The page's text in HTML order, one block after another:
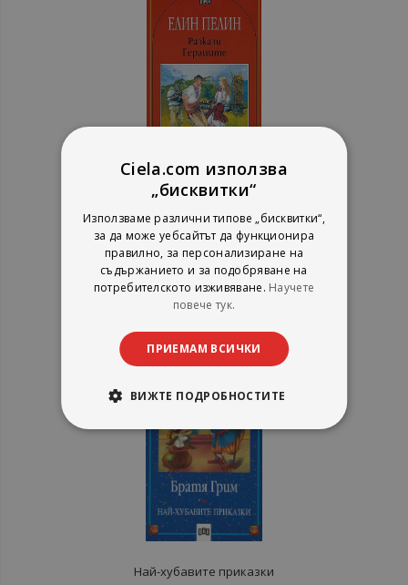
Разкази - Гераците
Елин Пелин
Пан
рейтинг:
1%
3,90 €
Най-хубавите приказки
Ciela.com използва
„бисквитки“
Използваме различни типове „бисквитки“,
за да може уебсайтът да функционира
правилно, за персонализиране на
съдържанието и за подобряване на
потребителското изживяване. Научете
повече тук.
ПРИЕМАМ ВСИЧКИ
ВИЖТЕ ПОДРОБНОСТИТЕ